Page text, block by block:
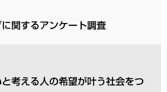
関するアンケート調査
考える人の希望が叶う社会をつ